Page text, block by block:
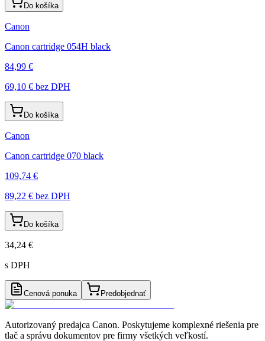
Do košíka
Canon
Canon cartridge 054H black
84,99 €
69,10 € bez DPH
Do košíka
Canon
Canon cartridge 070 black
109,74 €
89,22 € bez DPH
Do košíka
34,24 €
s DPH
Cenová ponuka Predobjednať
Autorizovaný predajca Canon. Poskytujeme komplexné riešenia pre
tlač a správu dokumentov pre firmy všetkých veľkostí.